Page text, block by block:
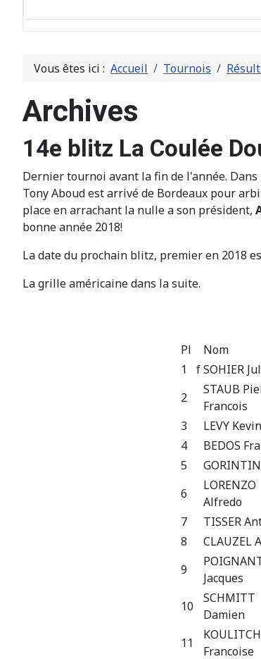
Vous êtes ici : Accueil Tournois
Archives
14e blitz La Coulée
Dernier tournoi avant la fin de l'année.
Tony Aboud est arrivé de Bordeaux pour
place en arrachant la nulle a son président,
bonne année 2018!
La date du prochain blitz, premier en 2018
La grille américaine dans la suite.
Pl
Nom
1
fSOHIER
2
STAUB
Francois
3
LEVY Kevin
4
BEDOS
5
6
LORENZO
Alfredo
7
TISSER
8
CLAUZEL
9
Jacques
10
SCHMITT
Damien
11
Francoise